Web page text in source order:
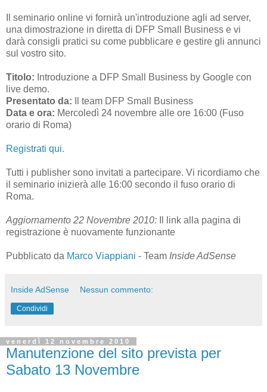
Il seminario online vi fornirà un'introduzione agli ad server,
una dimostrazione in diretta di DFP Small Business e vi
darà consigli pratici su come pubblicare e gestire gli annunci
sul vostro sito.
Titolo: Introduzione a DFP Small Business by Google con
live demo.
Presentato da: Il team DFP Small Business
Data e ora: Mercoledì 24 novembre alle ore 16:00 (Fuso
orario di Roma)
Registrati qui.
Tutti i publisher sono invitati a partecipare. Vi ricordiamo che
il seminario inizierà alle 16:00 secondo il fuso orario di
Roma.
Aggiornamento 22 Novembre 2010: Il link alla pagina di
registrazione è nuovamente funzionante
Pubblicato da Marco Viappiani - Team Inside AdSense
Inside AdSense Nessun commento:
Condividi
venerdì 12 novembre 2010
Manutenzione del sito prevista per
Sabato 13 Novembre